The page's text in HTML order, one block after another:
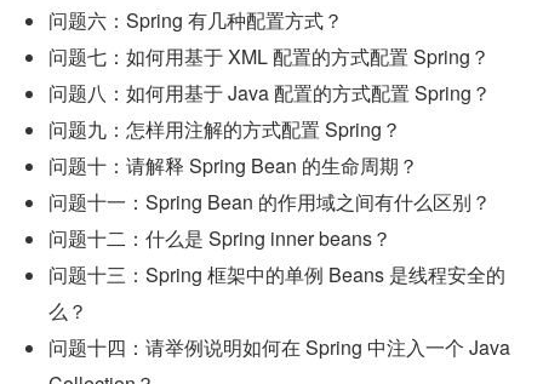
问题六：Spring 有几种配置方式？
问题七：如何用基于 XML 配置的方式配置 Spring？
问题八：如何用基于 Java 配置的方式配置 Spring？
问题九：怎样用注解的方式配置 Spring？
问题十：请解释 Spring Bean 的生命周期？
问题十一：Spring Bean 的作用域之间有什么区别？
问题十二：什么是 Spring inner beans？
问题十三：Spring 框架中的单例 Beans 是线程安全的
么？
问题十四：请举例说明如何在 Spring 中注入一个 Java